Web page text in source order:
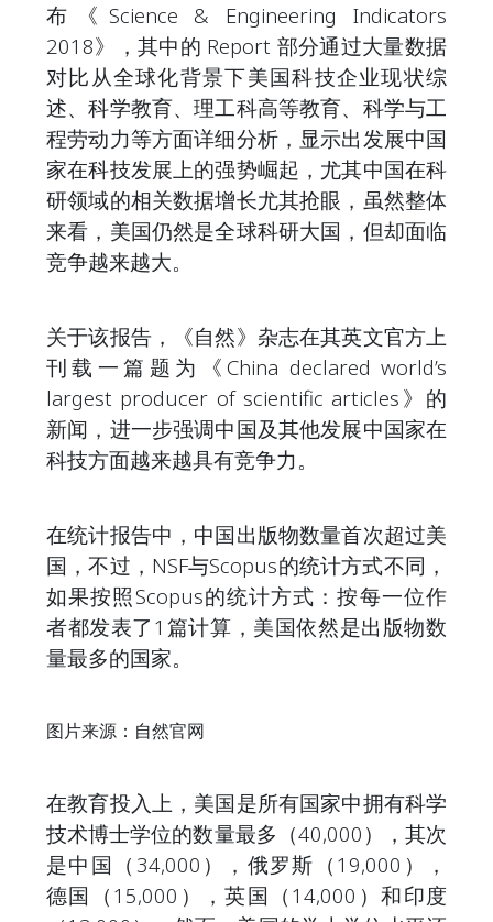
布《Science & Engineering Indicators
2018》，其中的 Report 部分通过大量数据
对比从全球化背景下美国科技企业现状综
述、科学教育、理工科高等教育、科学与工
程劳动力等方面详细分析，显示出发展中国
家在科技发展上的强势崛起，尤其中国在科
研领域的相关数据增长尤其抢眼，虽然整体
来看，美国仍然是全球科研大国，但却面临
竞争越来越大。
关于该报告，《自然》杂志在其英文官方上
刊载一篇题为《China declared world’s
largest producer of scientific articles》的
新闻，进一步强调中国及其他发展中国家在
科技方面越来越具有竞争力。
在统计报告中，中国出版物数量首次超过美
国，不过，NSF与Scopus的统计方式不同，
如果按照Scopus的统计方式：按每一位作
者都发表了1篇计算，美国依然是出版物数
量最多的国家。
图片来源：自然官网
在教育投入上，美国是所有国家中拥有科学
技术博士学位的数量最多（40,000），其次
是中国（34,000），俄罗斯（19,000），
德国（15,000），英国（14,000）和印度